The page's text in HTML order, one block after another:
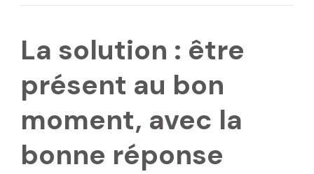
La solution : être
présent au bon
moment, avec la
bonne réponse